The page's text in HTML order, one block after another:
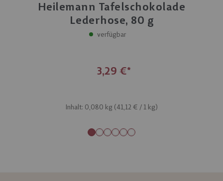
Heilemann Tafelschokolade
Lederhose, 80 g
verfügbar
3,29 €
Inhalt: 0,080 kg (41,12 € / 1 kg)